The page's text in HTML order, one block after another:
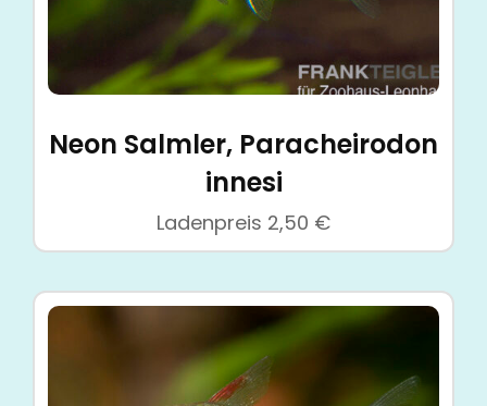
Neon Salmler, Paracheirodon
innesi
Ladenpreis 2,50 €